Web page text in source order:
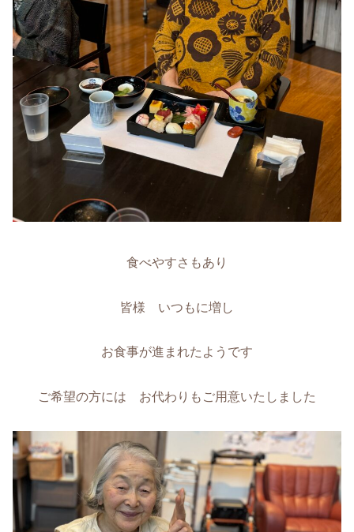
食べやすさもあり
皆様 いつもに増し
お食事が進まれたようです
ご希望の方には お代わりもご用意いたしました